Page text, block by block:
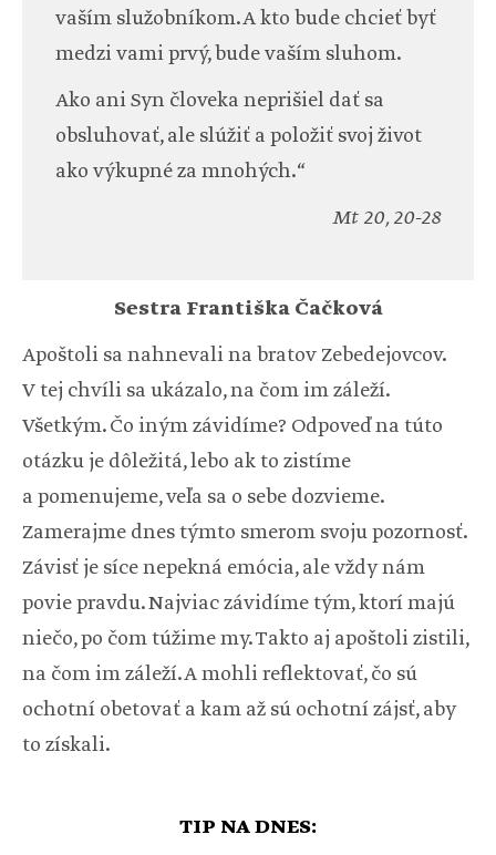
vaším služobníkom. A kto bude chcieť byť
medzi vami prvý, bude vaším sluhom.
Ako ani Syn človeka neprišiel dať sa
obsluhovať, ale slúžiť a položiť svoj život
ako výkupné za mnohých.“
Mt 20, 20-28
Sestra Františka Čačková
Apoštoli sa nahnevali na bratov Zebedejovcov.
V tej chvíli sa ukázalo, na čom im záleží.
Všetkým. Čo iným závidíme? Odpoveď na túto
otázku je dôležitá, lebo ak to zistíme
a pomenujeme, veľa sa o sebe dozvieme.
Zamerajme dnes týmto smerom svoju pozornosť.
Závisť je síce nepekná emócia, ale vždy nám
povie pravdu. Najviac závidíme tým, ktorí majú
niečo, po čom túžime my. Takto aj apoštoli zistili,
na čom im záleží. A mohli reflektovať, čo sú
ochotní obetovať a kam až sú ochotní zájsť, aby
to získali.
TIP NA DNES: